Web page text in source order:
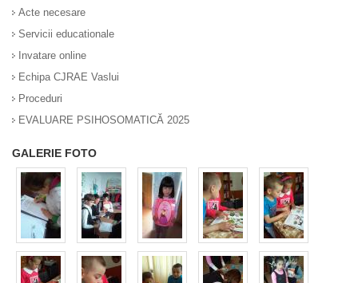
Acte necesare
Servicii educationale
Invatare online
Echipa CJRAE Vaslui
Proceduri
EVALUARE PSIHOSOMATICĂ 2025
GALERIE FOTO